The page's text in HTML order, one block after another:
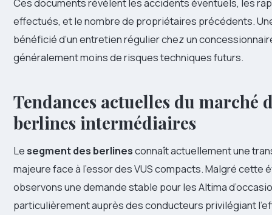
effectués, et le nombre de propriétaires précédents.
bénéficié d’un entretien régulier chez un
généralement moins de risques techniques futurs.
Tendances actuelles du marché
berlines intermédiaires
Lesegment des berlinesconnaît actuellement une
majeure face à l’essor des VUS compacts. Malgré cette
observons une demande stable pour les Altima
particulièrement auprès des conducteurs privilégiant